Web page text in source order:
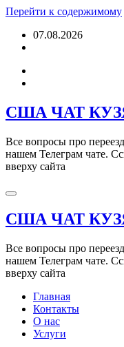
Перейти к содержимому
07.08.2026
США ЧАТ
Все вопросы про
нашем Телеграм чате.
вверху сайта
США ЧАТ
Все вопросы про
нашем Телеграм чате.
вверху сайта
Главная
Контакты
О нас
Услуги